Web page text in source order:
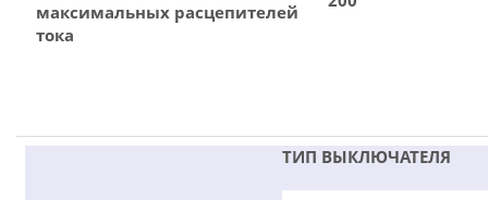
максимальных расцепителей
тока
ТИП ВЫКЛЮЧАТЕЛЯ